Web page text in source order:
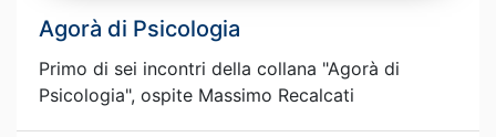
Agorà di Psicologia
Primo di sei incontri della collana "Agorà di
Psicologia", ospite Massimo Recalcati